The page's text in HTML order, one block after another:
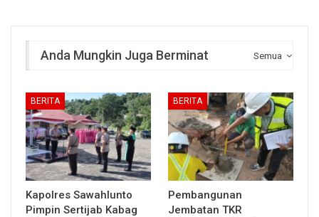
Semua
Anda Mungkin Juga Berminat
BERITA
Kapolres Sawahlunto
Pimpin Sertijab Kabag
BERITA
Pembangunan
Jembatan TKR